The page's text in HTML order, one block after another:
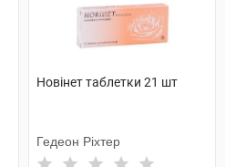
Новінет таблетки 21 шт
Гедеон Ріхтер